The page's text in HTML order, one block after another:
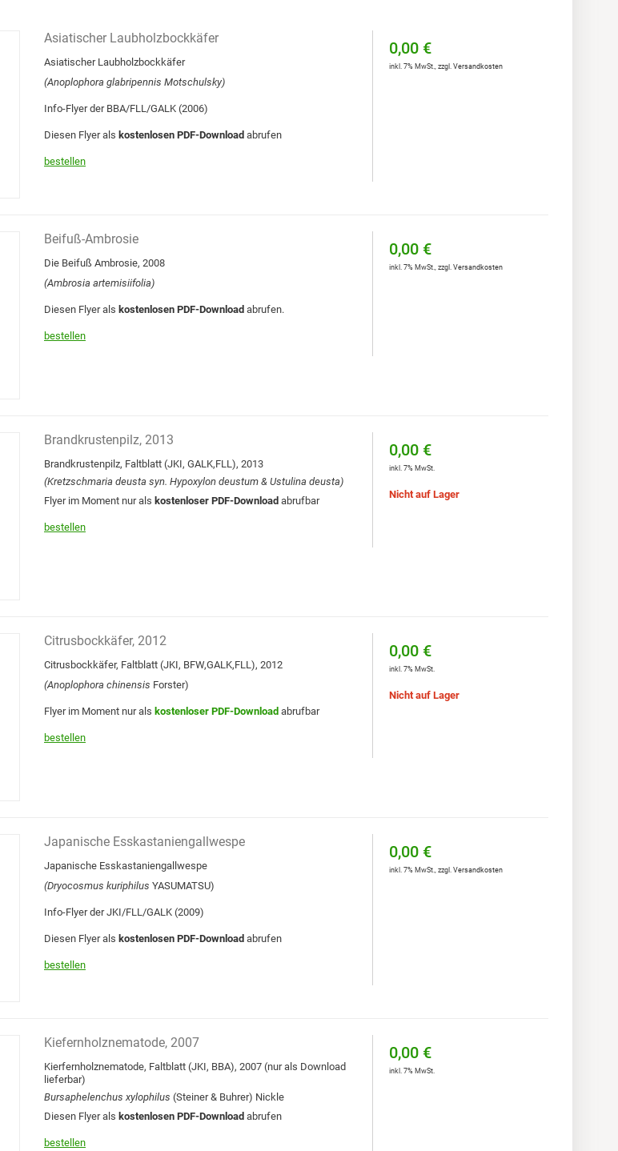
Asiatischer Laubholzbockkäfer
Asiatischer Laubholzbockkäfer
(Anoplophora glabripennis Motschulsky)
Info-Flyer der BBA/FLL/GALK (2006)
Diesen Flyer als kostenlosen PDF-Download abrufen
bestellen
0,00 €
inkl. 7% MwSt., zzgl. Versandkosten
Beifuß-Ambrosie
Die Beifuß Ambrosie, 2008
(Ambrosia artemisiifolia)
Diesen Flyer als kostenlosen PDF-Download abrufen.
bestellen
0,00 €
inkl. 7% MwSt., zzgl. Versandkosten
Brandkrustenpilz, 2013
Brandkrustenpilz, Faltblatt (JKI, GALK,FLL), 2013
(Kretzschmaria deusta syn. Hypoxylon deustum & Ustulina deusta)
Flyer im Moment nur als kostenloser PDF-Download abrufbar
bestellen
0,00 €
inkl. 7% MwSt.
Nicht auf Lager
Citrusbockkäfer, 2012
Citrusbockkäfer, Faltblatt (JKI, BFW,GALK,FLL), 2012
(Anoplophora chinensis Forster)
Flyer im Moment nur als kostenloser PDF-Download abrufbar
bestellen
0,00 €
inkl. 7% MwSt.
Nicht auf Lager
Japanische Esskastaniengallwespe
Japanische Esskastaniengallwespe
(Dryocosmus kuriphilus YASUMATSU)
Info-Flyer der JKI/FLL/GALK (2009)
Diesen Flyer als kostenlosen PDF-Download abrufen
bestellen
0,00 €
inkl. 7% MwSt., zzgl. Versandkosten
Kiefernholznematode, 2007
Kierfernholznematode, Faltblatt (JKI, BBA), 2007 (nur als Download
lieferbar)
Bursaphelenchus xylophilus (Steiner & Buhrer) Nickle
Diesen Flyer als kostenlosen PDF-Download abrufen
bestellen
0,00 €
inkl. 7% MwSt.